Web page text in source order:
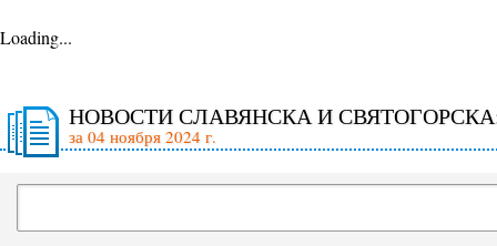
Loading...
НОВОСТИ СЛАВЯНСКА И
за 04 ноября 2024 г.